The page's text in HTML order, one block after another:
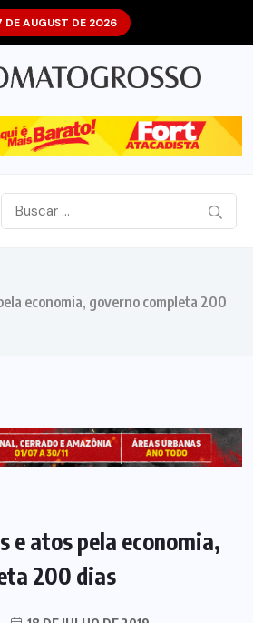
DE AUGUST DE 2026
economia, governo completa 200
e atos pela economia,
200 dias